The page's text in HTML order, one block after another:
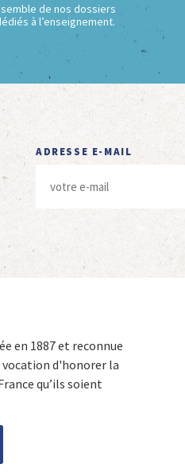
de nos dossiers
à l’enseignement.
ADRESSE E-MAIL
en 1887 et reconnue
vocation d'honorer la
qu’ils soient